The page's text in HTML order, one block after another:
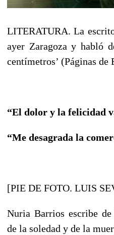
LITERATURA. La
ayer Zaragoza y habló
centímetros’ (Páginas de
“El dolor y la felicidad
“Me desagrada la
[PIE DE FOTO. LUIS
Nuria Barrios escribe
de la soledad y de la